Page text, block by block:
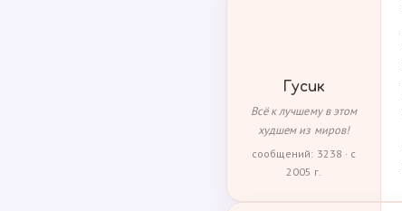
Гусик
Всё к лучшему в этом
худшем из миров!
сообщений: 3238 · с
2005 г.